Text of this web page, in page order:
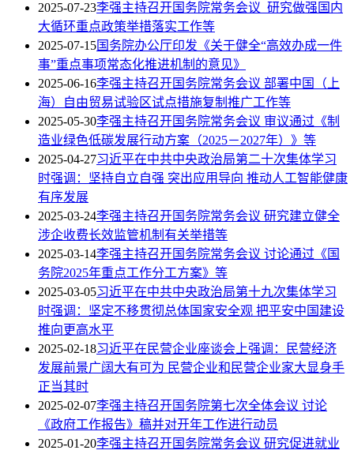
2025-07-23李强主持召开国务院常务会议 研究做强国内
大循环重点政策举措落实工作等
2025-07-15国务院办公厅印发《关于健全“高效办成一件
事”重点事项常态化推进机制的意见》
2025-06-16李强主持召开国务院常务会议 部署中国（上
海）自由贸易试验区试点措施复制推广工作等
2025-05-30李强主持召开国务院常务会议 审议通过《制
造业绿色低碳发展行动方案（2025－2027年）》等
2025-04-27习近平在中共中央政治局第二十次集体学习
时强调：坚持自立自强 突出应用导向 推动人工智能健康
有序发展
2025-03-24李强主持召开国务院常务会议 研究建立健全
涉企收费长效监管机制有关举措等
2025-03-14李强主持召开国务院常务会议 讨论通过《国
务院2025年重点工作分工方案》等
2025-03-05习近平在中共中央政治局第十九次集体学习
时强调：坚定不移贯彻总体国家安全观 把平安中国建设
推向更高水平
2025-02-18习近平在民营企业座谈会上强调：民营经济
发展前景广阔大有可为 民营企业和民营企业家大显身手
正当其时
2025-02-07李强主持召开国务院第七次全体会议 讨论
《政府工作报告》稿并对开年工作进行动员
2025-01-20李强主持召开国务院常务会议 研究促进就业